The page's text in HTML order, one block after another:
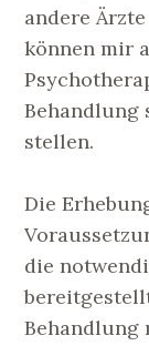
andere
können mir
Behandlung
stellen.
Die
die
Behandlung